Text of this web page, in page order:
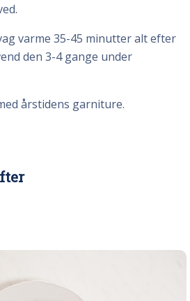
varme 35-45 minutter alt efter
den 3-4 gange under
årstidens garniture.